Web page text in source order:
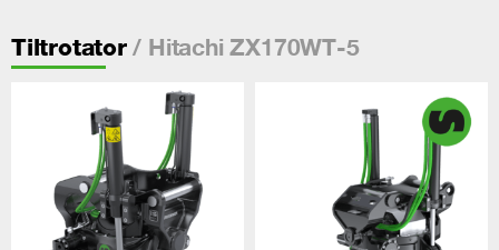
Tiltrotator/ Hitachi ZX170WT-5